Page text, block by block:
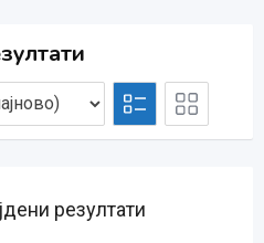
резултати